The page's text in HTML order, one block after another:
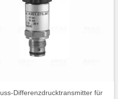
Differenzdrucktransmitter für